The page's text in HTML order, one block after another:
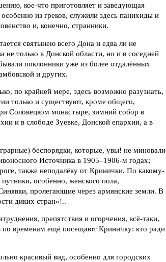
кое-что приготовляет и заведующая
из греков, служили здесь панихиды и
и, конечно, странники.
святынею всего Дона и едва ли не
только в Донской области, но и в соседней
поклонники уже из более отдалённых
и других.
по крайней мере, здесь возможно разузнать,
только и существуют, кроме общего,
Соловецком монастыре, зимний собор в
и в слободе Зуевке, Донской епархии, а в
беспорядки, которые, увы! не миновали
Источника в 1905–1906-м годах;
также неподалёку от Кринички. По какому-
особенно, женского пола,
пролегающие через армянские земли. В
диких стран»!..
препятствия и огорчения, всё-таки,
временам ещё посещают Криничку: кто ради
красивый вид, особенно для городских